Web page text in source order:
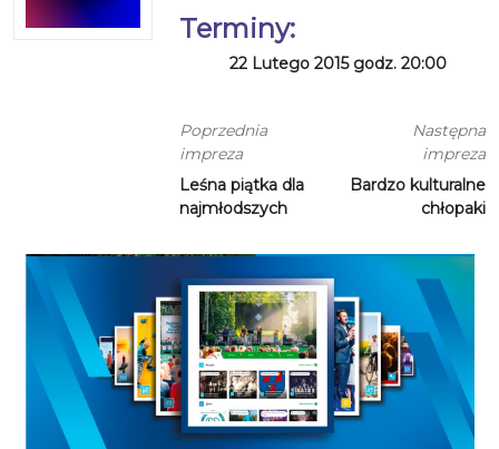
Terminy:
22 Lutego 2015 godz. 20:00
Poprzednia
impreza
Leśna piątka dla
najmłodszych
Następna
impreza
Bardzo kulturalne
chłopaki